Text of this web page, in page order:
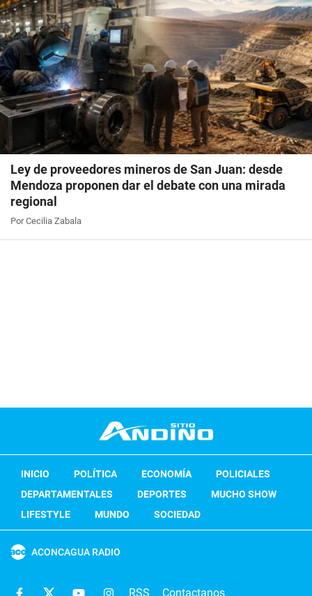
Ley de proveedores mineros de San Juan: desde
Mendoza proponen dar el debate con una mirada
regional
Por Cecilia Zabala
INICIO POLÍTICA ECONOMÍA
POLICIALES
DEPARTAMENTALES
DEPORTES
MUCHO SHOW
LIFESTYLE
MUNDO SOCIEDAD
ACONCAGUA RADIO
RSS Contactanos